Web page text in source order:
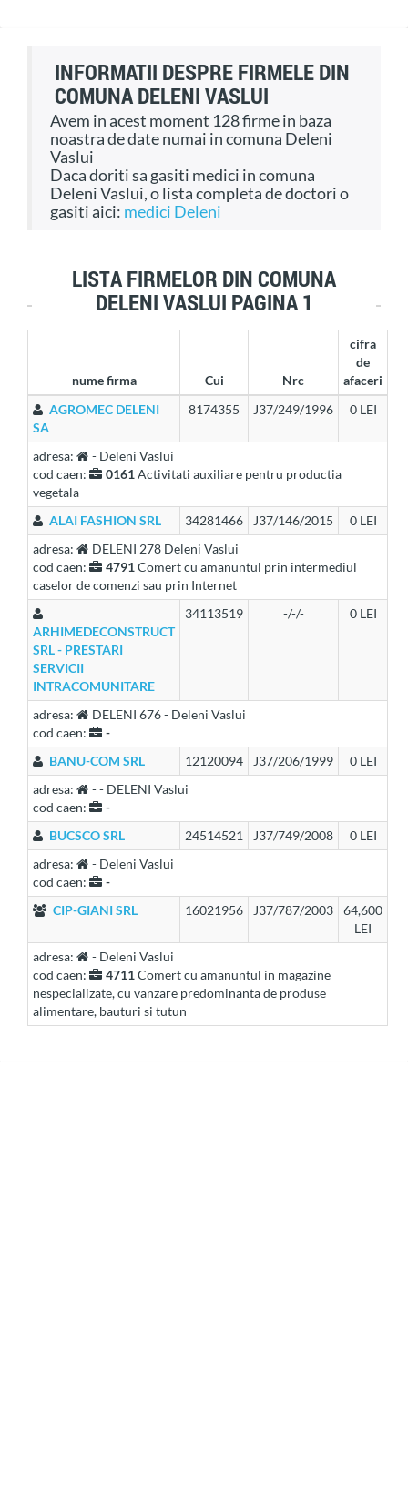
INFORMATII DESPRE FIRMELE DIN
COMUNA DELENI VASLUI
Avem in acest moment 128 firme in baza
noastra de date numai in comuna Deleni
Vaslui
Daca doriti sa gasiti medici in comuna
Deleni Vaslui, o lista completa de doctori o
gasiti aici: medici Deleni
LISTA FIRMELOR DIN COMUNA
DELENI VASLUI PAGINA 1
nume firma Cui Nrc
cifra
de
afaceri
AGROMEC DELENI
SA
8174355 J37/249/1996 0 LEI
adresa:
- Deleni Vaslui
cod caen:
0161Activitati auxiliare pentru productia
vegetala
ALAI FASHION SRL
34281466 J37/146/2015
0 LEI
adresa:
DELENI 278 Deleni Vaslui
cod caen:
4791Comert cu amanuntul prin intermediul
caselor de comenzi sau prin Internet
ARHIMEDECONSTRUCT
SRL - PRESTARI
SERVICII
INTRACOMUNITARE
34113519 -/-/- 0 LEI
adresa:
DELENI 676 - Deleni Vaslui
cod caen:
-
BANU-COM SRL
12120094 J37/206/1999
0 LEI
adresa:
- - DELENI Vaslui
cod caen:
-
BUCSCO SRL
24514521 J37/749/2008
0 LEI
adresa:
- Deleni Vaslui
cod caen:
-
CIP-GIANI SRL
16021956 J37/787/2003
64,600
LEI
adresa:
- Deleni Vaslui
cod caen:
4711Comert cu amanuntul in magazine
nespecializate, cu vanzare predominanta de produse
alimentare, bauturi si tutun